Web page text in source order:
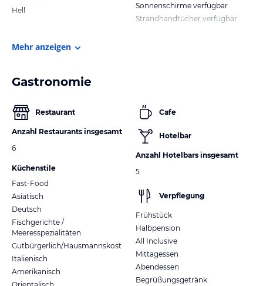
Hell
Sonnenschirme verfügbar
Strandhandtücher verfügbar
Mehr anzeigen
Gastronomie
Restaurant
Anzahl Restaurants insgesamt
6
Küchenstile
Fast-Food
Asiatisch
Deutsch
Fischgerichte /
Meeresspezialitäten
Gutbürgerlich/Hausmannskost
Italienisch
Amerikanisch
Cafe
Hotelbar
Anzahl Hotelbars insgesamt
5
Verpflegung
Frühstück
Halbpension
All Inclusive
Mittagessen
Abendessen
Begrüßungsgetränk